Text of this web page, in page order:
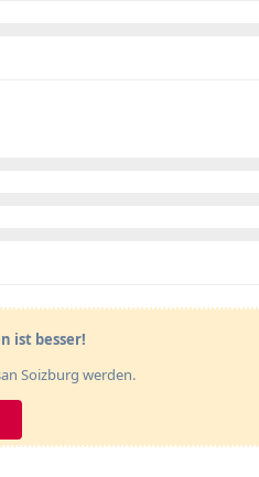
ist besser!
Soizburg werden.